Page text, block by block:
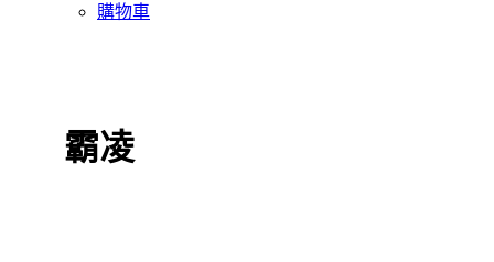
購物車
霸凌